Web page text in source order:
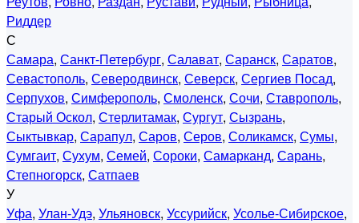
Риддер
С
Самара, Санкт-Петербург, Салават, Саранск, Саратов,
Севастополь, Северодвинск, Северск, Сергиев Посад,
Серпухов, Симферополь, Смоленск, Сочи, Ставрополь,
Старый Оскол, Стерлитамак, Сургут, Сызрань,
Сыктывкар, Сарапул, Саров, Серов, Соликамск, Сумы,
Сумгаит, Сухум, Семей, Сороки, Самарканд, Сарань,
Степногорск, Сатпаев
У
Уфа, Улан-Удэ, Ульяновск, Уссурийск, Усолье-Сибирское,